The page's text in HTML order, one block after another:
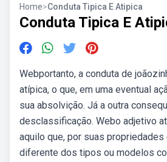
Home>Conduta Tipica E Atipica
Conduta Tipica E
Webportanto, a conduta de
atípica, o que, em uma eventual
sua absolvição. Já a outra
desclassificação. Webo adjetivo
aquilo que, por suas
diferente dos tipos ou modelos